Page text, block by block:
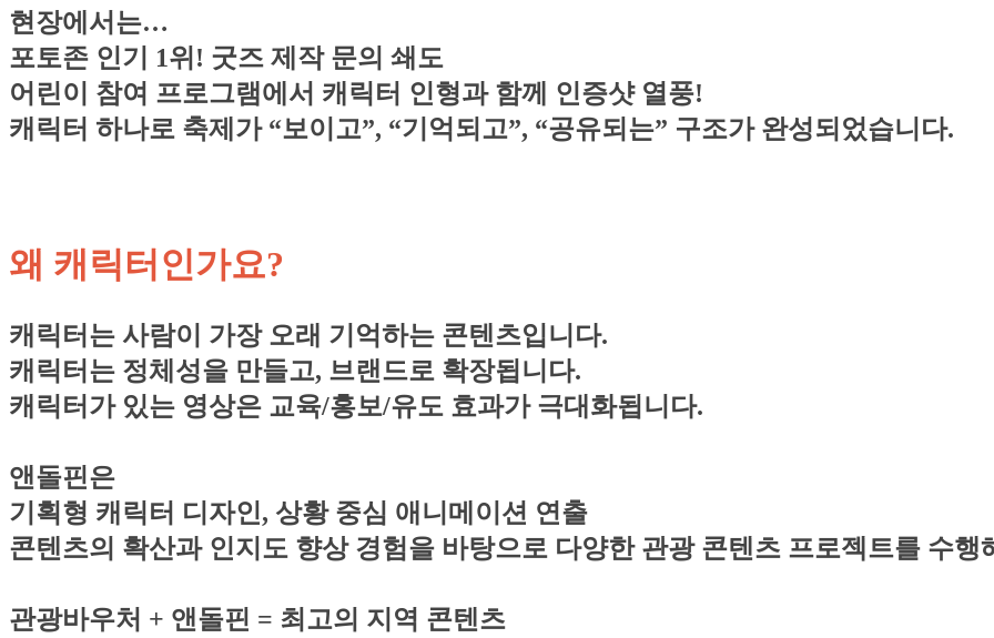
현장에서는…
포토존 인기 1위! 굿즈 제작 문의 쇄도
어린이 참여 프로그램에서 캐릭터 인형과 함께 인증샷 열풍!
캐릭터 하나로 축제가 “보이고”, “기억되고”, “공유되는” 구조가 완성되었습니다.
왜 캐릭터인가요?
캐릭터는 사람이 가장 오래 기억하는 콘텐츠입니다.
캐릭터는 정체성을 만들고, 브랜드로 확장됩니다.
캐릭터가 있는 영상은 교육/홍보/유도 효과가 극대화됩니다.
앤돌핀은
기획형 캐릭터 디자인, 상황 중심 애니메이션 연출
콘텐츠의 확산과 인지도 향상 경험을 바탕으로 다양한 관광 콘텐츠 프로젝트를 수행
관광바우처 + 앤돌핀 = 최고의 지역 콘텐츠